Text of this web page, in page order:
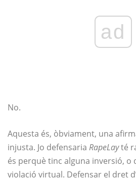
ad
No.
Aquesta és, òbviament, una
injusta. Jo defensaria RapeLayté
és perquè tinc alguna inversió, o
violació virtual. Defensar el dret